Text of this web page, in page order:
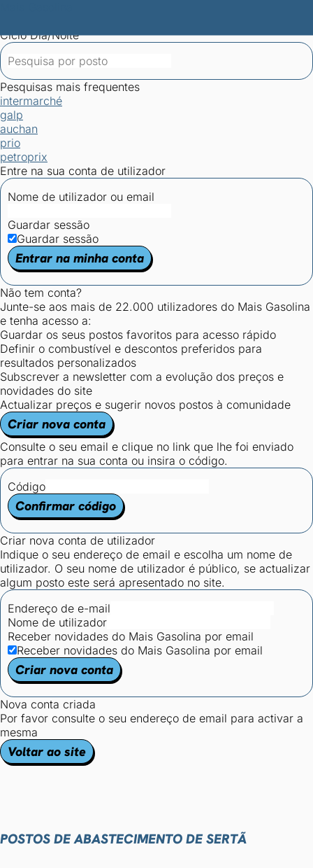
Ciclo Dia/Noite
Pesquisas mais frequentes
intermarché
galp
auchan
prio
petroprix
Entre na sua conta de utilizador
Nome de utilizador ou email
Guardar sessão
Guardar sessão
Entrar na minha conta
Não tem conta?
Junte-se aos mais de 22.000 utilizadores do Mais Gasolina
e tenha acesso a:
Guardar os seus postos favoritos para acesso rápido
Definir o combustível e descontos preferidos para
resultados personalizados
Subscrever a newsletter com a evolução dos preços e
novidades do site
Actualizar preços e sugerir novos postos à comunidade
Criar nova conta
Consulte o seu email e clique no link que lhe foi enviado
para entrar na sua conta ou insira o código.
Código
Confirmar código
Criar nova conta de utilizador
Indique o seu endereço de email e escolha um nome de
utilizador. O seu nome de utilizador é público, se actualizar
algum posto este será apresentado no site.
Endereço de e-mail
Nome de utilizador
Receber novidades do Mais Gasolina por email
Receber novidades do Mais Gasolina por email
Criar nova conta
Nova conta criada
Por favor consulte o seu endereço de email para activar a
mesma
Voltar ao site
POSTOS DE ABASTECIMENTO DE SERTÃ